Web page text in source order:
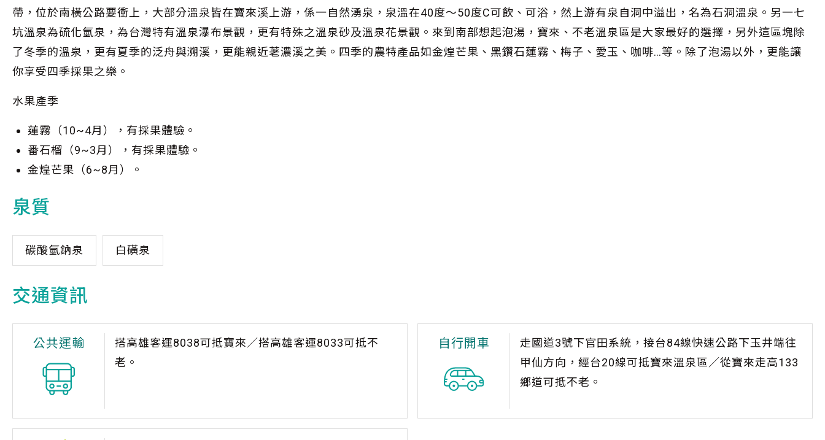
帶，位於南橫公路要衝上，大部分溫泉皆在寶來溪上游，係一自然湧泉，泉溫在40度～50度C可飲、可浴，然上游有泉自洞中溢出，名為石洞溫泉。另一七
坑溫泉為硫化氫泉，為台灣特有溫泉瀑布景觀，更有特殊之溫泉砂及溫泉花景觀。來到南部想起泡湯，寶來、不老溫泉區是大家最好的選擇，另外這區塊除
了冬季的溫泉，更有夏季的泛舟與溯溪，更能親近荖濃溪之美。四季的農特產品如金煌芒果、黑鑽石蓮霧、梅子、愛玉、咖啡…等。除了泡湯以外，更能讓
你享受四季採果之樂。
水果產季
蓮霧（10~4月），有採果體驗。
番石榴（9~3月），有採果體驗。
金煌芒果（6~8月）。
泉質
碳酸氫鈉泉 白磺泉
交通資訊
公共運輸
搭高雄客運8038可抵寶來／搭高雄客運8033可抵不
老。
自行開車
走國道3號下官田系統，接台84線快速公路下玉井端往
甲仙方向，經台20線可抵寶來溫泉區／從寶來走高133
鄉道可抵不老。